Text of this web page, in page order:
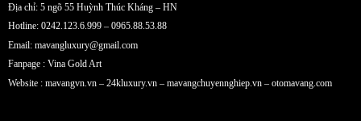
Địa chỉ: 5 ngõ 55 Huỳnh Thúc Kháng – HN
Hotline: 0242.123.6.999 – 0965.88.53.88
Email: mavangluxury@gmail.com
Fanpage : Vina Gold Art
Website : mavangvn.vn – 24kluxury.vn – mavangchuyennghiep.vn – otomavang.com